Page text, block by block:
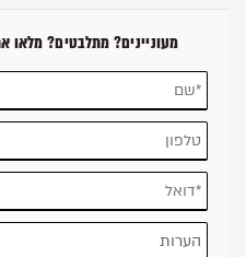
מעוניינים? מתלבטים? מלאו